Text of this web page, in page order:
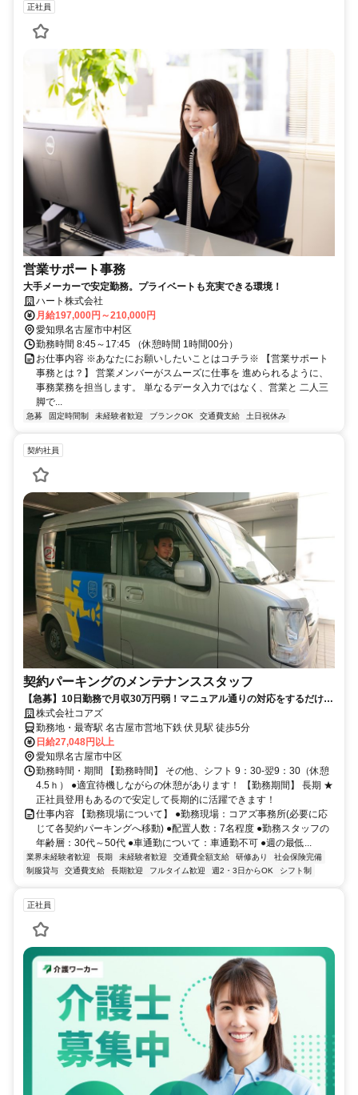
正社員
営業サポート事務
大手メーカーで安定勤務。プライベートも充実できる環境！
ハート株式会社
月給197,000円～210,000円
愛知県名古屋市中村区
勤務時間 8:45～17:45 （休憩時間 1時間00分）
お仕事内容 ※あなたにお願いしたいことはコチラ※ 【営業サポート
事務とは？】 営業メンバーがスムーズに仕事を 進められるように、
事務業務を担当します。 単なるデータ入力ではなく、営業と 二人三
脚で...
急募 固定時間制 未経験者歓迎 ブランクOK 交通費支給 土日祝休み
契約社員
契約パーキングのメンテナンススタッフ
【急募】10日勤務で月収30万円弱！マニュアル通りの対応をするだけ♪
休憩も適宜あるので働きやすい♪
株式会社コアズ
勤務地・最寄駅 名古屋市営地下鉄 伏見駅 徒歩5分
日給27,048円以上
愛知県名古屋市中区
勤務時間・期間 【勤務時間】 その他、シフト 9：30-翌9：30（休憩
4.5ｈ） ●適宜待機しながらの休憩があります！ 【勤務期間】 長期 ★
正社員登用もあるので安定して長期的に活躍できます！
仕事内容 【勤務現場について】 ●勤務現場：コアズ事務所(必要に応
じて各契約パーキングへ移動) ●配置人数：7名程度 ●勤務スタッフの
年齢層：30代～50代 ●車通勤について：車通勤不可 ●週の最低...
業界未経験者歓迎 長期 未経験者歓迎 交通費全額支給 研修あり
社会保険完備
制服貸与
交通費支給 長期歓迎 フルタイム歓迎 週2・3日からOK シフト制
正社員